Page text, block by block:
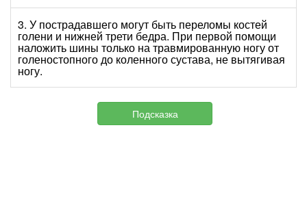
3. У пострадавшего могут быть переломы костей
голени и нижней трети бедра. При первой помощи
наложить шины только на травмированную ногу от
голеностопного до коленного сустава, не вытягивая
ногу.
Подсказка